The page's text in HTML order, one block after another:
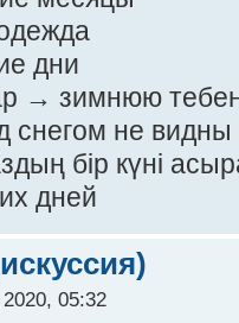
дни
→ зимнюю
снегом не
бір күні
дней
05:32